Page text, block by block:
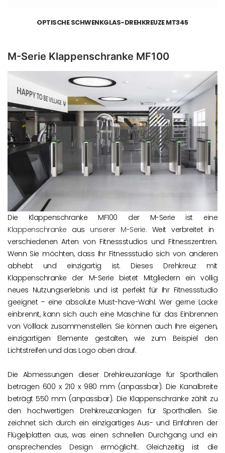
OPTISCHE SCHWENKGLAS-DREHKREUZE MT345
M-Serie Klappenschranke MF100
Die Klappenschranke MF100 der M-Serie ist eine
Klappenschranke aus unserer M-Serie. Weit verbreitet in
verschiedenen Arten von Fitnessstudios und Fitnesszentren.
Wenn Sie möchten, dass Ihr Fitnessstudio sich von anderen
abhebt und einzigartig ist. Dieses Drehkreuz mit
Klappenschranke der M-Serie bietet Mitgliedern ein völlig
neues Nutzungserlebnis und ist perfekt für Ihr Fitnessstudio
geeignet – eine absolute Must-have-Wahl. Wer gerne Lacke
einbrennt, kann sich auch eine Maschine für das Einbrennen
von Volllack zusammenstellen. Sie können auch Ihre eigenen,
einzigartigen Elemente gestalten, wie zum Beispiel den
Lichtstreifen und das Logo oben drauf.
Die Abmessungen dieser Drehkreuzanlage für Sporthallen
betragen 600 x 210 x 980 mm (anpassbar). Die Kanalbreite
beträgt 550 mm (anpassbar). Die Klappenschranke zählt zu
den hochwertigen Drehkreuzanlagen für Sporthallen. Sie
zeichnet sich durch ein einzigartiges Aus- und Einfahren der
Flügelplatten aus, was einen schnellen Durchgang und ein
ansprechendes Design ermöglicht. Gleichzeitig ist die